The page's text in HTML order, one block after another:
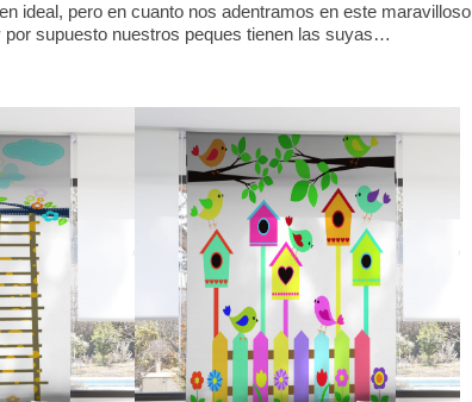
ideal, pero en cuanto nos adentramos en este maravilloso
supuesto nuestros peques tienen las suyas…